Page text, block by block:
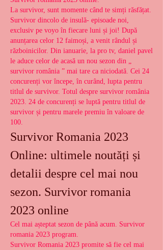
La survivor, sunt momente când te simți răsfățat.
Survivor dincolo de insulă- episoade noi,
exclusiv pe voyo în fiecare luni și joi! După
anunțarea celor 12 faimoși, a venit rândul și
războinicilor. Din ianuarie, la pro tv, daniel pavel
le aduce celor de acasă un nou sezon din „
survivor românia ” mai tare ca niciodată. Cei 24
concurenți vor începe, în curând, lupta pentru
titlul de survivor. Totul despre survivor românia
2023. 24 de concurenți se luptă pentru titlul de
survivor și pentru marele premiu în valoare de
100.
Survivor Romania 2023
Online: ultimele noutăți și
detalii despre cel mai nou
sezon. Survivor romania
2023 online
Cel mai așteptat sezon de până acum. Survivor
romania 2023 program.
Survivor Romania 2023 promite să fie cel mai